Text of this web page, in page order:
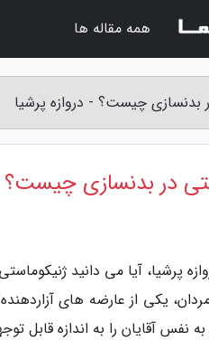
بدنسازی چیست؟ - دروازه پرشیا
در بدنسازی چیست؟
پرشیا، آیا می دانید
یکی از عارضه های
به نفس آقایان را به اندازه
همه مقاله ها